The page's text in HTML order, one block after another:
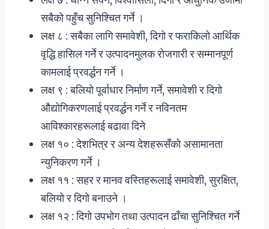
सबैको पहुँच सुनिश्चित गर्ने ।
लक्ष ८ : सबैका लागि समावेशी, दिगो र फराकिलो आर्थिक
वृद्धि हासिल गर्ने र उत्पादनमुलक रोजगारी र सम्मानपूर्ण
कामलाई प्रवर्द्धन गर्ने ।
लक्ष ९ : बलियो पूर्वाधार निर्माण गर्ने, समावेशी र दिगो
औद्योगिकरणलाई प्रवर्द्धन गर्ने र नविनतम
आविश्कारहरूलाई बढावा दिने
लक्ष १० : देशभित्र र अन्य देशहरूसँको असामानता
न्युनिकरण गर्ने ।
लक्ष ११ : सहर र मानव वस्तिहरूलाई समावेशी, सुरक्षित,
बलियो र दिगो बनाउने ।
लक्ष १२ : दिगो उपभोग तथा उत्पादन ढाँचा सुनिश्चित गर्ने